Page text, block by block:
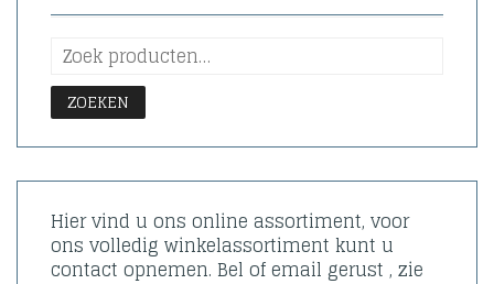
ZOEKEN
Hier vind u ons online assortiment, voor
ons volledig winkelassortiment kunt u
contact opnemen. Bel of email gerust , zie